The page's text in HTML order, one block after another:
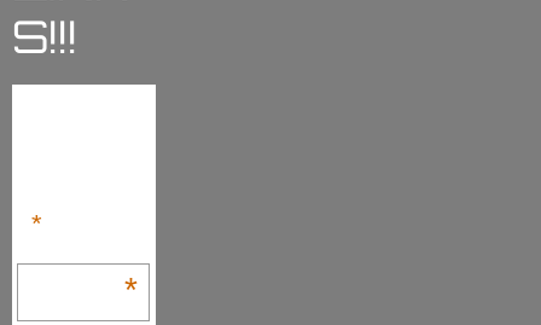
S!!!
*
*